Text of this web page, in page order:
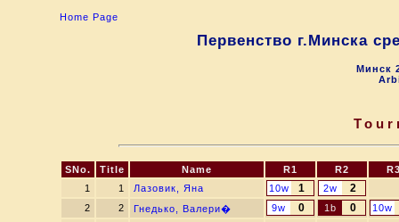
Home Page
Первенство г.Минска
Минск
SNo. Title Name R1 R2
1
1 Лазовик, Яна 10w 1 2w 2
2 2 Гнедько, Валери� 9w 0 1b 0
10w